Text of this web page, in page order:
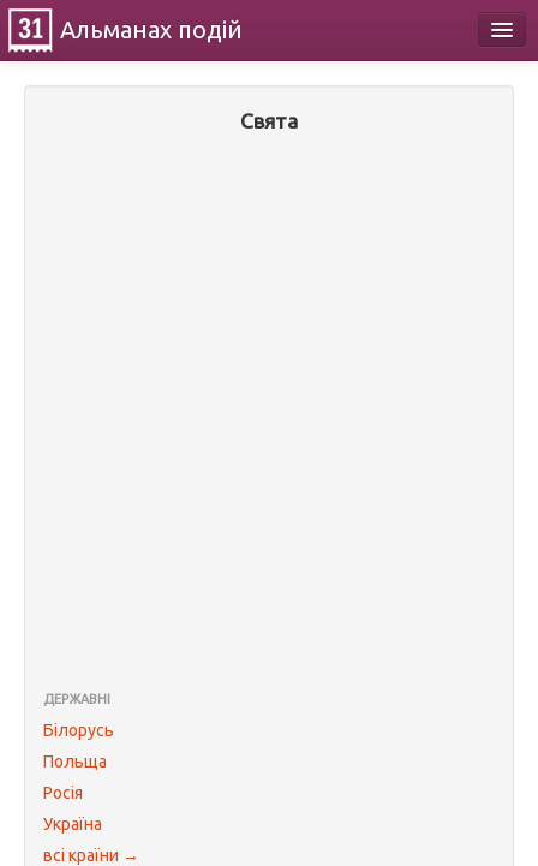
Альманах подій
Свята
ДЕРЖАВНІ
Білорусь
Польща
Росія
Україна
всі країни →